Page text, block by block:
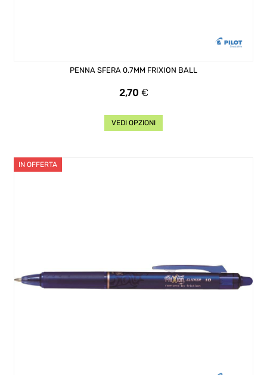
PENNA SFERA 0.7MM FRIXION BALL
Prezzo
2,70 €
VEDI OPZIONI
IN OFFERTA